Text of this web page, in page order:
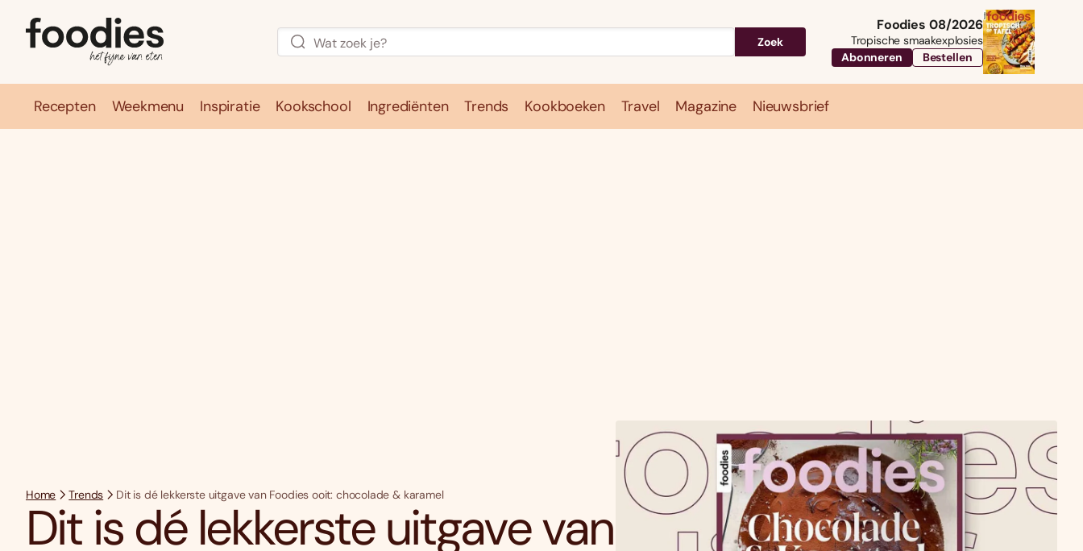
Zoek
Foodies 08/2026
Tropische smaakexplosies
Abonneren
Bestellen
Recepten Weekmenu Inspiratie Kookschool Ingrediënten Trends Kookboeken Travel Magazine Nieuwsbrief
Home Trends Dit is dé lekkerste uitgave van Foodies ooit: chocolade & karamel
Dit is dé lekkerste uitgave van